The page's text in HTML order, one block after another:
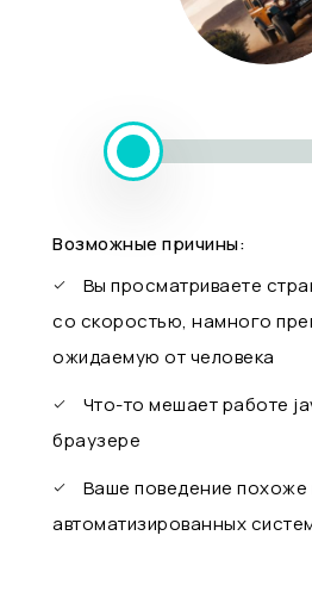
Возможные причины:
Вы просматриваете
со скоростью, намного
ожидаемую от человека
Что-то мешает работе
браузере
Ваше поведение похоже
автоматизированных